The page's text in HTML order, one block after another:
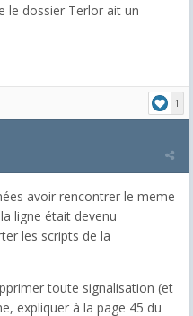
le dossier Terlor ait un
1
avoir rencontrer le meme
ligne était devenu
les scripts de la
toute signalisation (et
expliquer à la page 45 du